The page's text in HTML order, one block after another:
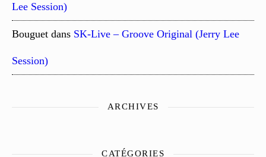
Lee Session)
Bouguet dans SK-Live – Groove Original (Jerry Lee
Session)
ARCHIVES
CATÉGORIES